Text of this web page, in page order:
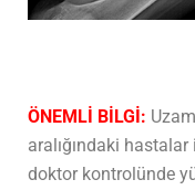
ÖNEMLİ BİLGİ:
aralığındaki
doktor kontrolünde